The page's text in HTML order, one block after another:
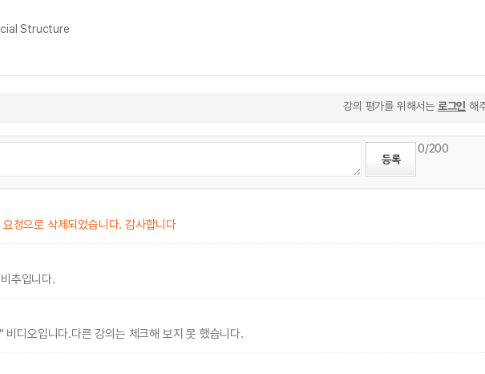
Structure
강의 평가를 위해서는 로그인 해
0/200
청으로 삭제되었습니다. 감사합니다
추입니다.
디오입니다.다른 강의는 체크해 보지 못 했습니다.